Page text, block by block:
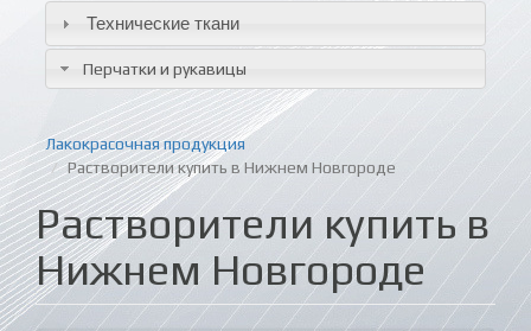
Технические ткани
Перчатки и рукавицы
Лакокрасочная продукция
Растворители купить в Нижнем Новгороде
Растворители купить в
Нижнем Новгороде